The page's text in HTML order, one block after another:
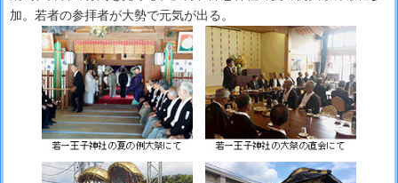
加。若者の参拝者が大勢で元気が出る。